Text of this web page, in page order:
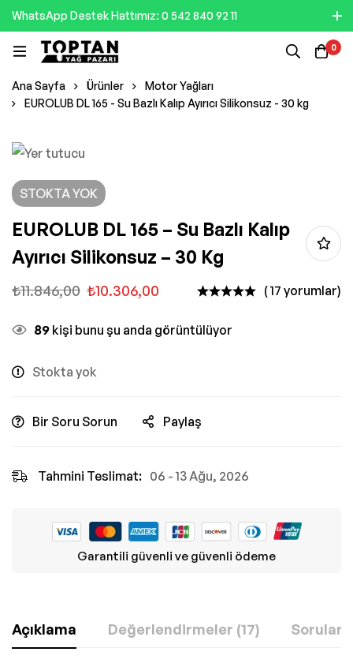
WhatsApp Destek Hattımız: 0 542 840 92 11
0
Ana Sayfa Ürünler
Motor Yağları
EUROLUB DL 165 - Su Bazlı Kalıp Ayırıcı Silikonsuz - 30 kg
STOKTA YOK
EUROLUB DL 165 – Su Bazlı Kalıp
Ayırıcı Silikonsuz – 30 Kg
₺11.846,00 ₺10.306,00 ( 17 yorumlar)
89 kişi bunu şu anda görüntülüyor
Stokta yok
Bir Soru Sorun Paylaş
Tahmini Teslimat: 06 - 13 Ağu, 2026
Garantili güvenli ve güvenli ödeme
Açıklama Değerlendirmeler (17) Sorular